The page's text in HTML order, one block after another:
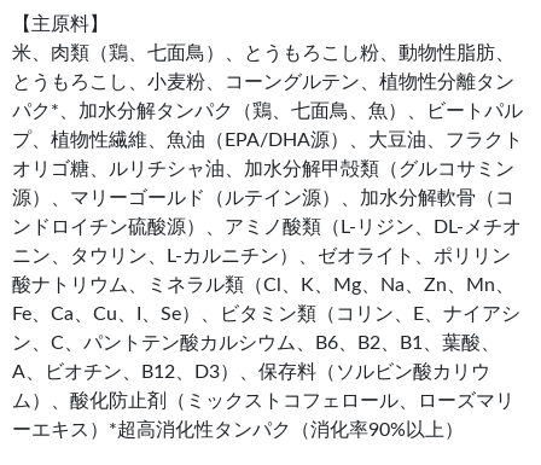
【主原料】
米、肉類（鶏、七面鳥）、とうもろこし粉、動物性脂肪、
とうもろこし、小麦粉、コーングルテン、植物性分離タン
パク*、加水分解タンパク（鶏、七面鳥、魚）、ビートパル
プ、植物性繊維、魚油（EPA/DHA源）、大豆油、フラクト
オリゴ糖、ルリチシャ油、加水分解甲殻類（グルコサミン
源）、マリーゴールド（ルテイン源）、加水分解軟骨（コ
ンドロイチン硫酸源）、アミノ酸類（L-リジン、DL-メチオ
ニン、タウリン、L-カルニチン）、ゼオライト、ポリリン
酸ナトリウム、ミネラル類（Cl、K、Mg、Na、Zn、Mn、
Fe、Ca、Cu、I、Se）、ビタミン類（コリン、E、ナイアシ
ン、C、パントテン酸カルシウム、B6、B2、B1、葉酸、
A、ビオチン、B12、D3）、保存料（ソルビン酸カリウ
ム）、酸化防止剤（ミックストコフェロール、ローズマリ
ーエキス）*超高消化性タンパク（消化率90%以上）